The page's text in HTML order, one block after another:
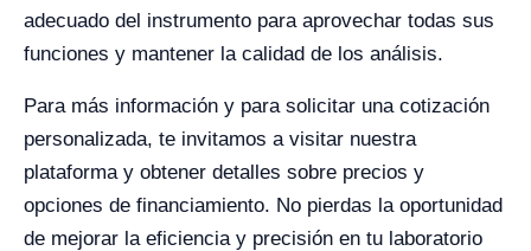
adecuado del instrumento para aprovechar todas sus
funciones y mantener la calidad de los análisis.
Para más información y para solicitar una cotización
personalizada, te invitamos a visitar nuestra
plataforma y obtener detalles sobre precios y
opciones de financiamiento. No pierdas la oportunidad
de mejorar la eficiencia y precisión en tu laboratorio